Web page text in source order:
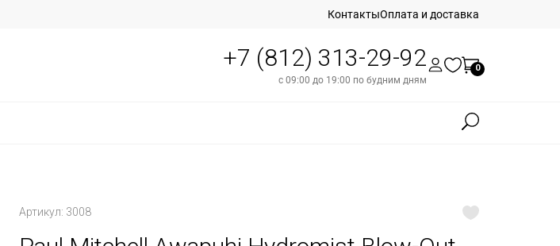
КонтактыОплата и доставка
+7 (812) 313-29-92
с 09:00 до 19:00 по будним дням
0
Артикул: 3008